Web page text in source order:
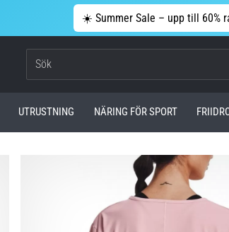
☀️ Summer Sale – upp till 60%
UTRUSTNING NÄRING FÖR SPORT